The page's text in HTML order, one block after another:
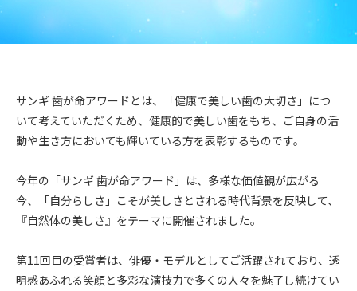
サンギ 歯が命アワードとは、「健康で美しい歯の大切さ」につ
いて考えていただくため、健康的で美しい歯をもち、ご自身の活
動や生き方においても輝いている方を表彰するものです。
今年の「サンギ 歯が命アワード」は、多様な価値観が広がる
今、「自分らしさ」こそが美しさとされる時代背景を反映して、
『自然体の美しさ』をテーマに開催されました。
第11回目の受賞者は、俳優・モデルとしてご活躍されており、透
明感あふれる笑顔と多彩な演技力で多くの人々を魅了し続けてい